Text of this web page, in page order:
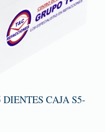
CAJA S5-